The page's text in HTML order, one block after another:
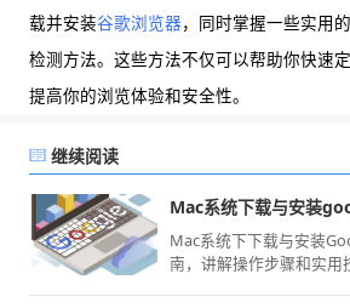
载并安装谷歌浏览器，同时掌握一些实用
检测方法。这些方法不仅可以帮助你快速
提高你的浏览体验和安全性。
继续阅读
Mac系统下下载与安装
南，讲解操作步骤和实用